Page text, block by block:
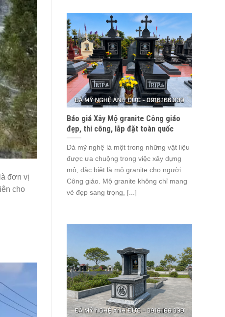
đơn vị
cho
Báo giá Xây Mộ granite Công giáo
đẹp, thi công, lắp đặt toàn quốc
Đá mỹ nghệ là một trong những vật liệu
được ưa chuộng trong việc xây dựng
mộ, đặc biệt là mộ granite cho người
Công giáo. Mộ granite không chỉ mang
vẻ đẹp sang trọng, [...]